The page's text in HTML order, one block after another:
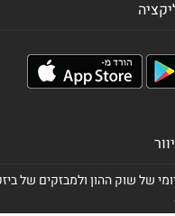
של שוק ההון ולמבזקים של